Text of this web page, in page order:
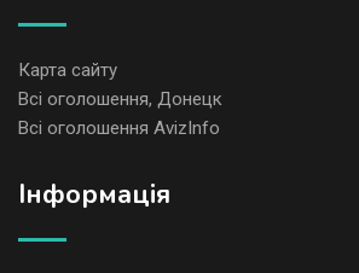
Карта сайту
Всі оголошення, Донецк
Всі оголошення AvizInfo
Iнформація